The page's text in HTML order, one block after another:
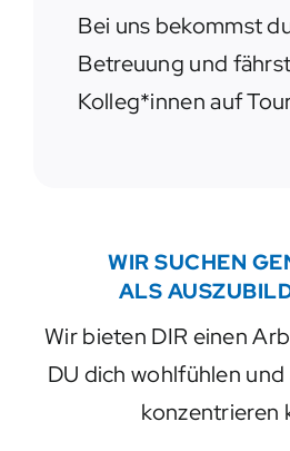
Bei uns bekommst du
Betreuung und
Kolleg*innen auf
WIR SUCHEN
ALS
Wir bieten DIR einen
DU dich wohlfühlen
konzentrieren